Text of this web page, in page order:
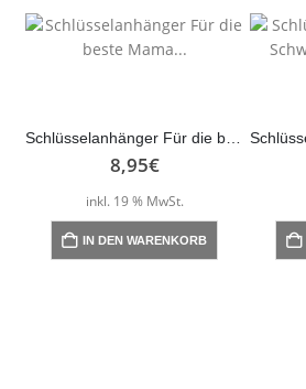
8,95€
inkl. 19 % MwSt.
IN DEN WARENKORB